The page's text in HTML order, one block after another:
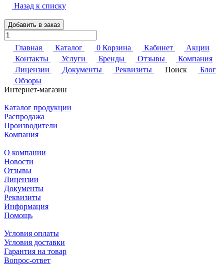
Назад к списку
Добавить в заказ
Главная Каталог 0 Корзина Кабинет
Акции
Контакты
Услуги Бренды Отзывы
Компания
Лицензии
Документы Реквизиты Поиск
Блог
Обзоры
Интернет-магазин
Каталог продукции
Распродажа
Производители
Компания
О компании
Новости
Отзывы
Лицензии
Документы
Реквизиты
Информация
Помощь
Условия оплаты
Условия доставки
Гарантия на товар
Вопрос-ответ